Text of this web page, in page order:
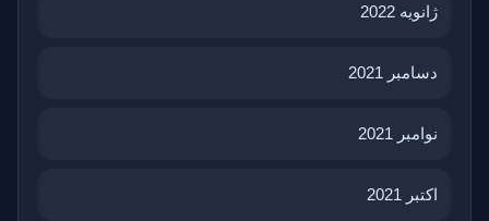
ژانویه 2022
دسامبر 2021
نوامبر 2021
اکتبر 2021